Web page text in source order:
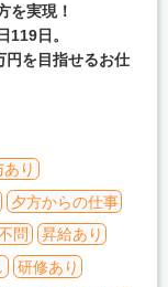
を実現！
119日。
円を目指せるお仕
り
夕方からの仕事
問
昇給あり
研修あり